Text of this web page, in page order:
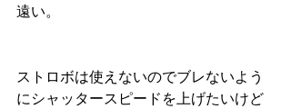
遠い。
ストロボは使えないのでブレないよう
にシャッタースピードを上げたいけど